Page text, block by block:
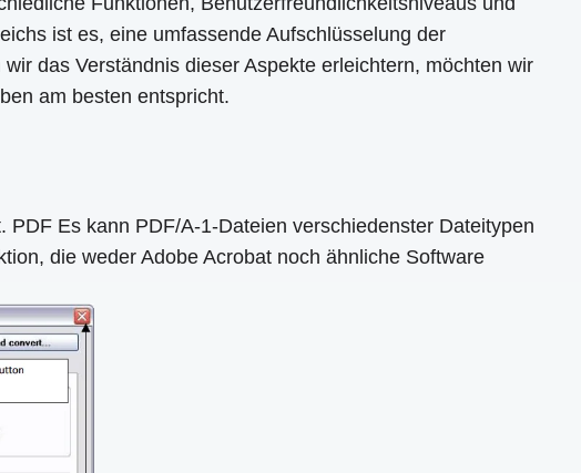
ist es, eine umfassende Aufschlüsselung der
das Verständnis dieser Aspekte erleichtern, möchten wir
am besten entspricht.
Es kann PDF/A-1-Dateien verschiedenster Dateitypen
die weder Adobe Acrobat noch ähnliche Software